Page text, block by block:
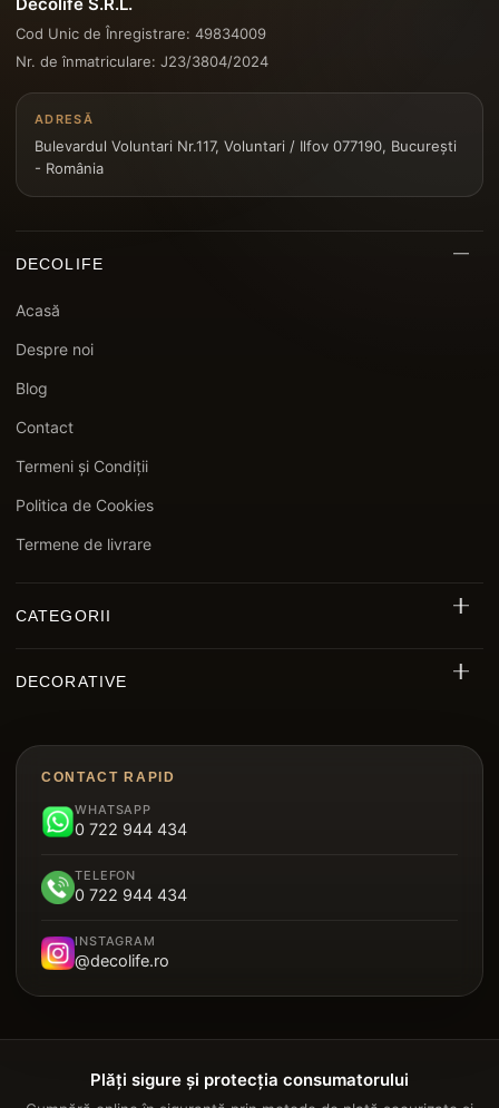
Cod Unic de Înregistrare: 49834009
Nr. de înmatriculare: J23/3804/2024
ADRESĂ
Bulevardul Voluntari Nr.117, Voluntari / Ilfov 077190, București
- România
DECOLIFE
Acasă
Despre noi
Blog
Contact
Termeni și Condiții
Politica de Cookies
Termene de livrare
CATEGORII
Panouri Decorative Cristal Carbon
Parchet SPC
Garduri
DECORATIVE
Brâu Decorative Duropolimer
Riflaje Polimer
Panou Sandwich Decorativ
CONTACT RAPID
WHATSAPP
0 722 944 434
TELEFON
0 722 944 434
INSTAGRAM
@decolife.ro
Plăți sigure și protecția consumatorului